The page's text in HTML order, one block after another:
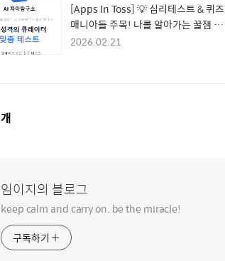
[Apps In Toss] 💡 심리테스트 & 퀴즈
매니아들 주목! 나를 알아가는 꿀잼 플
랫폼 'AI 자아탐구소' 소개
2026.02.21
개
임이지의 블로그
keep calm and carry on. be the miracle!
구독하기